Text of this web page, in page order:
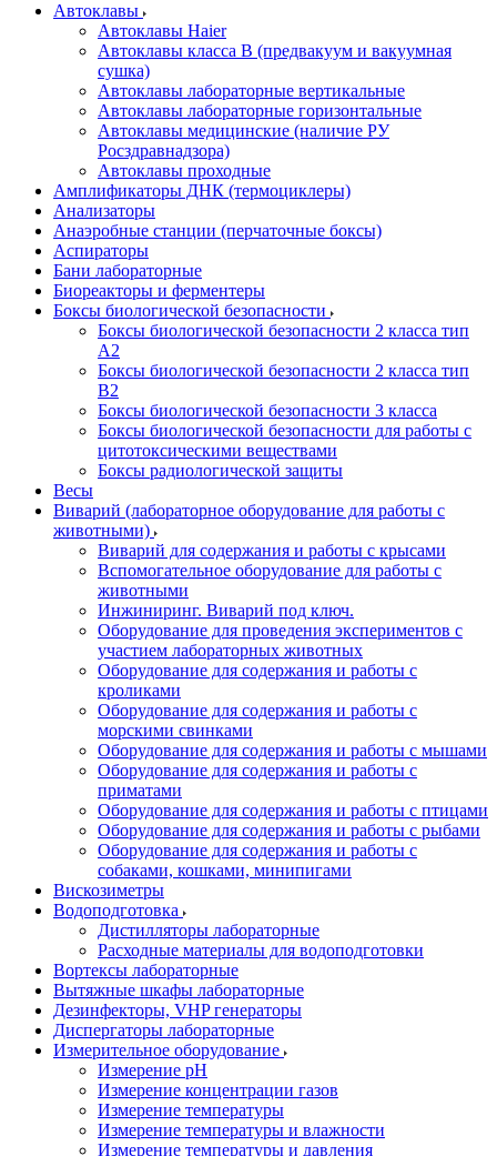
Автоклавы
Автоклавы Haier
Автоклавы класса B (предвакуум и вакуумная
сушка)
Автоклавы лабораторные вертикальные
Автоклавы лабораторные горизонтальные
Автоклавы медицинские (наличие РУ
Росздравнадзора)
Автоклавы проходные
Амплификаторы ДНК (термоциклеры)
Анализаторы
Анаэробные станции (перчаточные боксы)
Аспираторы
Бани лабораторные
Биореакторы и ферментеры
Боксы биологической безопасности
Боксы биологической безопасности 2 класса тип
A2
Боксы биологической безопасности 2 класса тип
B2
Боксы биологической безопасности 3 класса
Боксы биологической безопасности для работы с
цитотоксическими веществами
Боксы радиологической защиты
Весы
Виварий (лабораторное оборудование для работы с
животными)
Виварий для содержания и работы с крысами
Вспомогательное оборудование для работы с
животными
Инжиниринг. Виварий под ключ.
Оборудование для проведения экспериментов с
участием лабораторных животных
Оборудование для содержания и работы с
кроликами
Оборудование для содержания и работы с
морскими свинками
Оборудование для содержания и работы с мышами
Оборудование для содержания и работы с
приматами
Оборудование для содержания и работы с птицами
Оборудование для содержания и работы с рыбами
Оборудование для содержания и работы с
собаками, кошками, минипигами
Вискозиметры
Водоподготовка
Дистилляторы лабораторные
Расходные материалы для водоподготовки
Вортексы лабораторные
Вытяжные шкафы лабораторные
Дезинфекторы, VHP генераторы
Диспергаторы лабораторные
Измерительное оборудование
Измерение pH
Измерение концентрации газов
Измерение температуры
Измерение температуры и влажности
Измерение температуры и давления